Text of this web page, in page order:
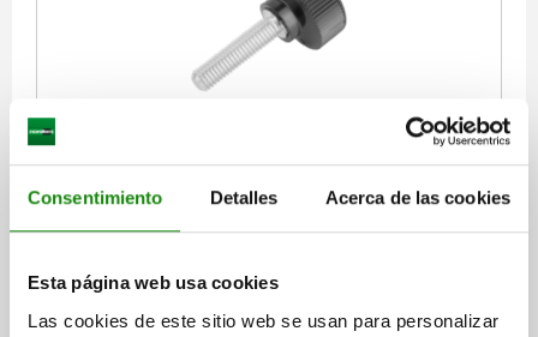
Consentimiento Detalles Acerca de las cookies
Esta página web usa cookies
Las cookies de este sitio web se usan para personalizar
TORNILLO MOLETEADO D=M06X20 D1=24 H=15
LONGITUD DE LA ROSCA=20 ROSCA=M6
DIÁMETRO EXTERIOR=24 ALTURA=15 D3=13 D4=10 H1=9,5
Referencia: 06091-06X20